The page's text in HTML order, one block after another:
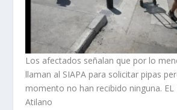
Los afectados señalan que por lo
llaman al SIAPA para solicitar pipas
momento no han recibido ninguna. EL
Atilano